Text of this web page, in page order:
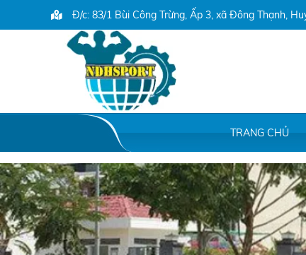
Đ/c: 83/1 Bùi Công Trừng, Ấp 3, xã Đông Thạnh,
TRANG CHỦ